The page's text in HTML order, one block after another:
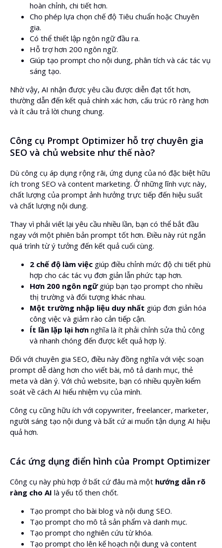
hoàn chỉnh, chi tiết hơn.
Cho phép lựa chọn chế độ Tiêu chuẩn hoặc Chuyên
gia.
Có thể thiết lập ngôn ngữ đầu ra.
Hỗ trợ hơn 200 ngôn ngữ.
Giúp tạo prompt cho nội dung, phân tích và các tác vụ
sáng tạo.
Nhờ vậy, AI nhận được yêu cầu được diễn đạt tốt hơn,
thường dẫn đến kết quả chính xác hơn, cấu trúc rõ ràng hơn
và ít câu trả lời chung chung.
Công cụ Prompt Optimizer hỗ trợ chuyên gia
SEO và chủ website như thế nào?
Dù công cụ áp dụng rộng rãi, ứng dụng của nó đặc biệt hữu
ích trong SEO và content marketing. Ở những lĩnh vực này,
chất lượng của prompt ảnh hưởng trực tiếp đến hiệu suất
và chất lượng nội dung.
Thay vì phải viết lại yêu cầu nhiều lần, bạn có thể bắt đầu
ngay với một phiên bản prompt tốt hơn. Điều này rút ngắn
quá trình từ ý tưởng đến kết quả cuối cùng.
2 chế độ làm việc giúp điều chỉnh mức độ chi tiết phù
hợp cho các tác vụ đơn giản lẫn phức tạp hơn.
Hơn 200 ngôn ngữgiúp bạn tạo prompt cho nhiều
thị trường và đối tượng khác nhau.
Một trường nhập liệu duy nhất giúp đơn giản hóa
công việc và giảm rào cản tiếp cận.
Ít lần lặp lại hơn nghĩa là ít phải chỉnh sửa thủ công
và nhanh chóng đến được kết quả hợp lý.
Đối với chuyên gia SEO, điều này đồng nghĩa với việc soạn
prompt dễ dàng hơn cho viết bài, mô tả danh mục, thẻ
meta và dàn ý. Với chủ website, bạn có nhiều quyền kiểm
soát về cách AI hiểu nhiệm vụ của mình.
Công cụ cũng hữu ích với copywriter, freelancer, marketer,
người sáng tạo nội dung và bất cứ ai muốn tận dụng AI hiệu
quả hơn.
Các ứng dụng điển hình của Prompt Optimizer
Công cụ này phù hợp ở bất cứ đâu mà một hướng dẫn rõ
ràng cho AI là yếu tố then chốt.
Tạo prompt cho bài blog và nội dung SEO.
Tạo prompt cho mô tả sản phẩm và danh mục.
Tạo prompt cho nghiên cứu từ khóa.
Tạo prompt cho lên kế hoạch nội dung và content